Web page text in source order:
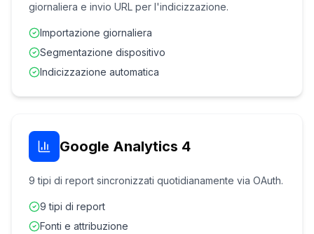
giornaliera e invio URL per l'indicizzazione.
Importazione giornaliera
Segmentazione dispositivo
Indicizzazione automatica
Google Analytics 4
9 tipi di report sincronizzati quotidianamente via OAuth.
9 tipi di report
Fonti e attribuzione